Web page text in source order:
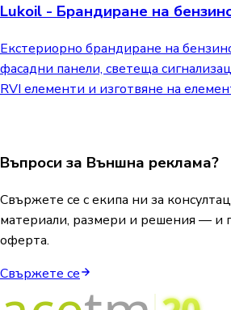
Lukoil - Брандиране на
Екстериорно брандиране на
фасадни панели, светеща
RVI елементи и изготвяне на
Въпроси за Външна реклама?
Свържете се с екипа ни за
материали, размери и решения — и
оферта.
Свържете се